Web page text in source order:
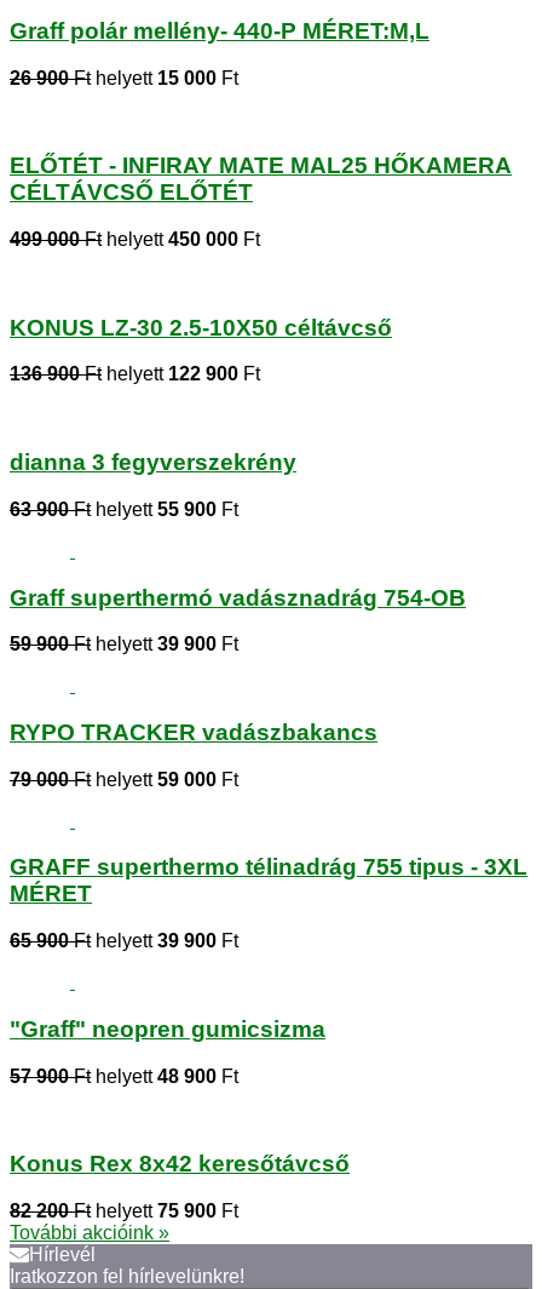
Graff polár mellény- 440-P MÉRET:M,L
26 900 Fthelyett 15 000 Ft
ELŐTÉT - INFIRAY MATE MAL25 HŐKAMERA
CÉLTÁVCSŐ ELŐTÉT
499 000 Fthelyett450 000 Ft
KONUS LZ-30 2.5-10X50 céltávcső
136 900 Fthelyett 122 900 Ft
dianna 3 fegyverszekrény
63 900 Fthelyett55 900 Ft
Graff superthermó vadásznadrág 754-OB
59 900 Fthelyett39 900 Ft
RYPO TRACKER vadászbakancs
79 000 Fthelyett59 000 Ft
GRAFF superthermo télinadrág 755 tipus - 3XL
MÉRET
65 900 Fthelyett39 900 Ft
"Graff" neopren gumicsizma
57 900 Fthelyett48 900 Ft
Konus Rex 8x42 keresőtávcső
82 200 Fthelyett75 900 Ft
További akcióink »
Hírlevél
Iratkozzon fel hírlevelünkre!